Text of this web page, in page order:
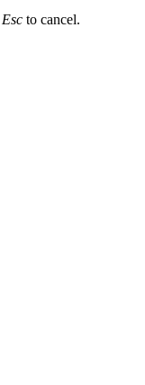
Esc to cancel.